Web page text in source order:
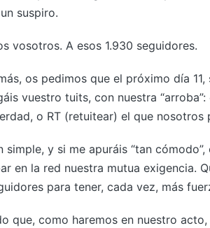
suspiro.
vosotros. A esos 1.930 seguidores.
os pedimos que el próximo día
vuestro tuits, con nuestra “arroba”:
o RT (retuitear) el que nosotros
simple, y si me apuráis “tan
en la red nuestra mutua exigencia.
para tener, cada vez, más
que, como haremos en nuestro